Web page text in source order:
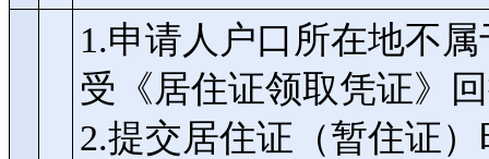
1.申请人户口所在地不
受《居住证领取凭证》
2.提交居住证（暂住证